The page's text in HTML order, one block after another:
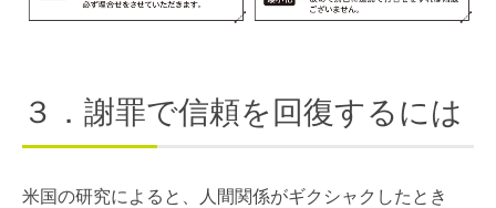
３．謝罪で信頼を回復するには
米国の研究によると、人間関係がギクシャクしたとき